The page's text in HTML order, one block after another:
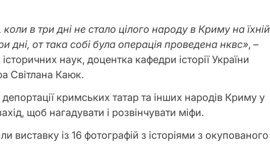
коли в три дні не стало цілого народу в Криму на їхній
дні, от така собі була операція проведена нквс», –
наук, доцентка кафедри історії України
Світлана Каюк.
кримських татар та інших народів Криму у
щоб нагадувати і розвінчувати міфи.
виставку із 16 фотографій з історіями з окупованого